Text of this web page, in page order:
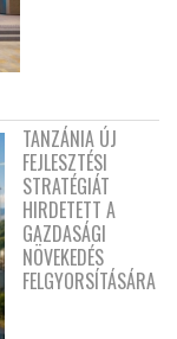
TANZÁNIA ÚJ
FEJLESZTÉSI
STRATÉGIÁT
HIRDETETT A
GAZDASÁGI
NÖVEKEDÉS
FELGYORSÍTÁSÁRA